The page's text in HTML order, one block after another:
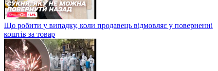
Що робити у випадку, коли продавець відмовляє у поверненні
коштів за товар